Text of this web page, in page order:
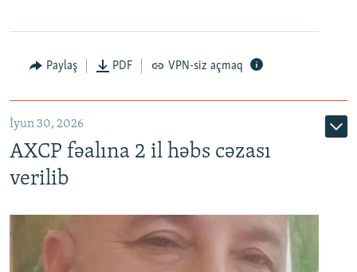
Paylaş PDF VPN-siz açmaq
İyun 30, 2026
AXCP fəalına 2 il həbs cəzası
verilib